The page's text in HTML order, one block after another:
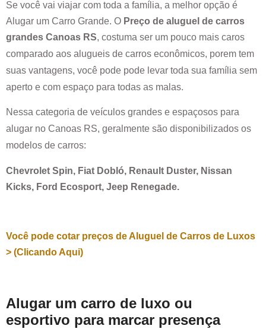
Se você vai viajar com toda a família, a melhor opção é
Alugar um Carro Grande. O Preço de aluguel de carros
grandes Canoas RS, costuma ser um pouco mais caros
comparado aos alugueis de carros econômicos, porem tem
suas vantagens, você pode pode levar toda sua família sem
aperto e com espaço para todas as malas.
Nessa categoria de veículos grandes e espaçosos para
alugar no Canoas RS, geralmente são disponibilizados os
modelos de carros:
Chevrolet Spin, Fiat Dobló, Renault Duster, Nissan
Kicks, Ford Ecosport, Jeep Renegade.
Você pode cotar preços de Aluguel de Carros de Luxos
> (Clicando Aqui)
Alugar um carro de luxo ou
esportivo para marcar presença